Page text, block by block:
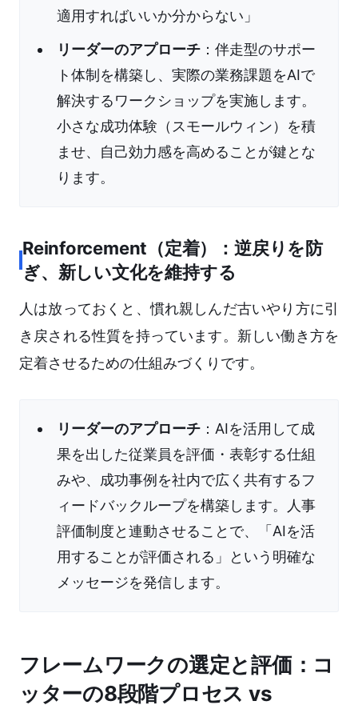
適用すればいいか分からない」
リーダーのアプローチ ：伴走型のサポー
ト体制を構築し、実際の業務課題をAIで
解決するワークショップを実施します。
小さな成功体験（スモールウィン）を積
ませ、自己効力感を高めることが鍵とな
ります。
Reinforcement（定着）：逆戻りを防
ぎ、新しい文化を維持する
人は放っておくと、慣れ親しんだ古いやり方に引
き戻される性質を持っています。新しい働き方を
定着させるための仕組みづくりです。
リーダーのアプローチ ：AIを活用して成
果を出した従業員を評価・表彰する仕組
みや、成功事例を社内で広く共有するフ
ィードバックループを構築します。人事
評価制度と連動させることで、「AIを活
用することが評価される」という明確な
メッセージを発信します。
フレームワークの選定と評価：コ
ッターの8段階プロセス vs